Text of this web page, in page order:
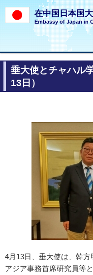
在中国日本国
Embassy of Japan in
垂大使とチャハル
13日）
4月13日、垂大使は、韓
アジア事務首席研究員等